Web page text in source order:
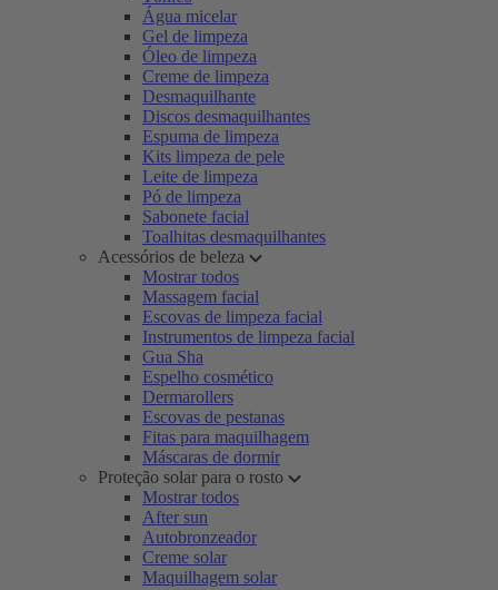
Água micelar
Gel de limpeza
Óleo de limpeza
Creme de limpeza
Desmaquilhante
Discos desmaquilhantes
Espuma de limpeza
Kits limpeza de pele
Leite de limpeza
Pó de limpeza
Sabonete facial
Toalhitas desmaquilhantes
Acessórios de beleza
Mostrar todos
Massagem facial
Escovas de limpeza facial
Instrumentos de limpeza facial
Gua Sha
Espelho cosmético
Dermarollers
Escovas de pestanas
Fitas para maquilhagem
Máscaras de dormir
Proteção solar para o rosto
Mostrar todos
After sun
Autobronzeador
Creme solar
Maquilhagem solar